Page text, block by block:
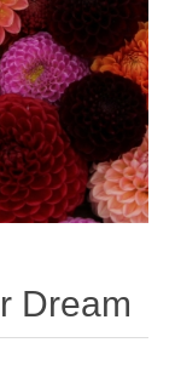
Dream